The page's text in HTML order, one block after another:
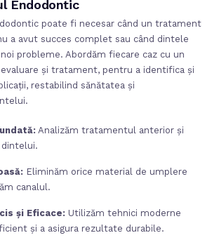
Endodontic
poate fi necesar când un tratament
a avut succes complet sau când dintele
probleme. Abordăm fiecare caz cu un
și tratament, pentru a identifica și
restabilind sănătatea și
Analizăm tratamentul anterior și
dintelui.
Eliminăm orice material de umplere
canalul.
și Eficace: Utilizăm tehnici moderne
și a asigura rezultate durabile.